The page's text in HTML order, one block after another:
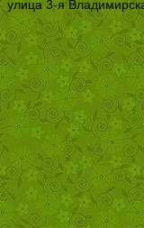
улица 3-я